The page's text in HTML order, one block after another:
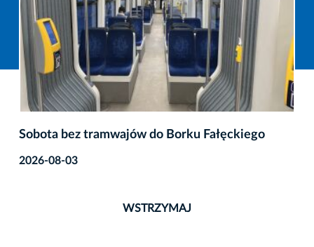
Sobota bez tramwajów do Borku Fałęckiego
2026-08-03
WSTRZYMAJ